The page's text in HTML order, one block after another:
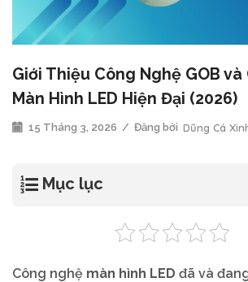
Giới Thiệu Công Nghệ GOB và
Màn Hình LED Hiện Đại (2026)
15 Tháng 3, 2026 / Đăng bởi Dũng Cá
Mục lục
Công nghệ màn hình LED đã và